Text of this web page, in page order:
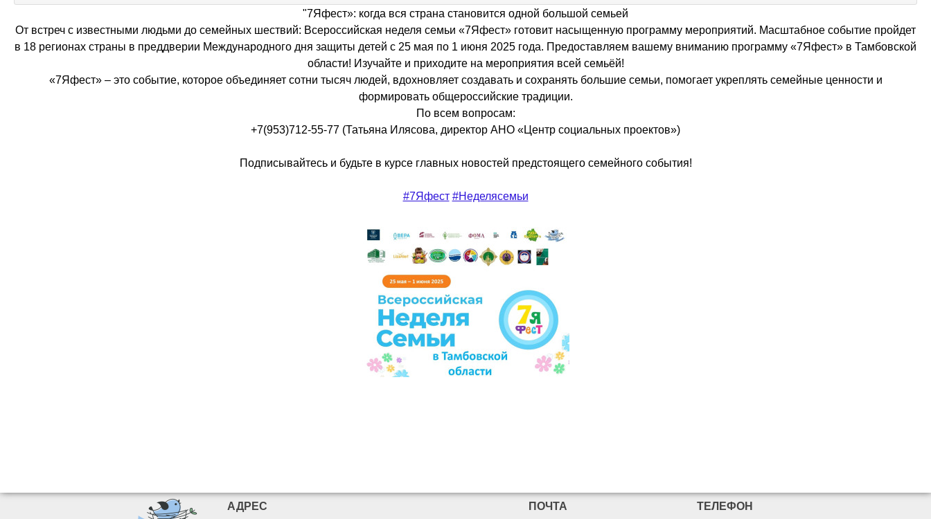
"7Яфест»: когда вся страна становится одной большой семьей
От встреч с известными людьми до семейных шествий: Всероссийская неделя семьи «7Яфест» готовит насыщенную программу мероприятий. Масштабное событие пройдет
в 18 регионах страны в преддверии Международного дня защиты детей с 25 мая по 1 июня 2025 года. Предоставляем вашему вниманию программу «7Яфест» в Тамбовской
области! Изучайте и приходите на мероприятия всей семьёй!
«7Яфест» – это событие, которое объединяет сотни тысяч людей, вдохновляет создавать и сохранять большие семьи, помогает укреплять семейные ценности и
формировать общероссийские традиции.
По всем вопросам:
+7(953)712-55-77 (Татьяна Илясова, директор АНО «Центр социальных проектов»)
Подписывайтесь и будьте в курсе главных новостей предстоящего семейного события!
#7Яфест #Неделясемьи
АДРЕС ПОЧТА ТЕЛЕФОН